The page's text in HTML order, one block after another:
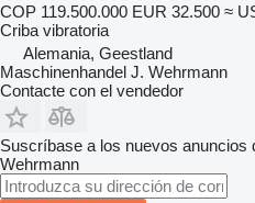
COP 119.500.000 EUR 32.500 ≈
Criba vibratoria
Alemania, Geestland
Maschinenhandel J. Wehrmann
Contacte con el vendedor
Suscríbase a los nuevos anuncios
Wehrmann